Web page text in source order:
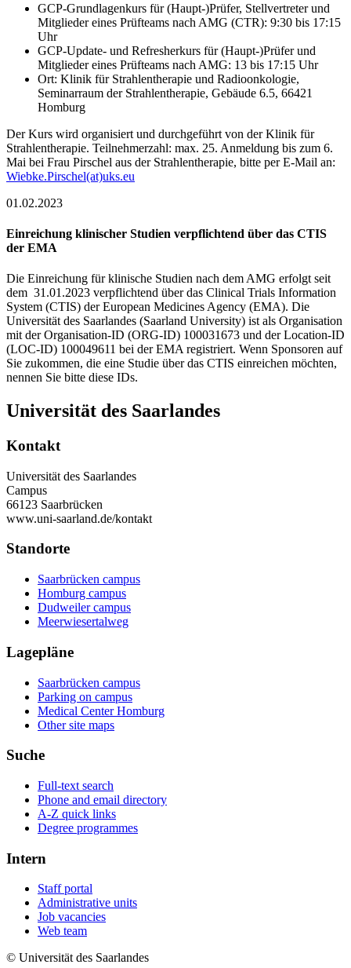
GCP-Grundlagenkurs für (Haupt-)Prüfer, Stellvertreter und
Mitglieder eines Prüfteams nach AMG (CTR): 9:30 bis 17:15
Uhr
GCP-Update- und Refresherkurs für (Haupt-)Prüfer und
Mitglieder eines Prüfteams nach AMG: 13 bis 17:15 Uhr
Ort: Klinik für Strahlentherapie und Radioonkologie,
Seminarraum der Strahlentherapie, Gebäude 6.5, 66421
Homburg
Der Kurs wird organisiert und durchgeführt von der Klinik für
Strahlentherapie. Teilnehmerzahl: max. 25. Anmeldung bis zum 6.
Mai bei Frau Pirschel aus der Strahlentherapie, bitte per E-Mail an:
Wiebke.Pirschel(at)uks.eu
01.02.2023
Einreichung klinischer Studien verpflichtend über das CTIS
der EMA
Die Einreichung für klinische Studien nach dem AMG erfolgt seit
dem 31.01.2023 verpflichtend über das Clinical Trials Information
System (CTIS) der European Medicines Agency (EMA). Die
Universität des Saarlandes (Saarland University) ist als Organisation
mit der Organisation-ID (ORG-ID) 100031673 und der Location-ID
(LOC-ID) 100049611 bei der EMA registriert. Wenn Sponsoren auf
Sie zukommen, die eine Studie über das CTIS einreichen möchten,
nennen Sie bitte diese IDs.
Universität des Saarlandes
Kontakt
Universität des Saarlandes
Campus
66123 Saarbrücken
www.uni-saarland.de/kontakt
Standorte
Saarbrücken campus
Homburg campus
Dudweiler campus
Meerwiesertalweg
Lagepläne
Saarbrücken campus
Parking on campus
Medical Center Homburg
Other site maps
Suche
Full-text search
Phone and email directory
A-Z quick links
Degree programmes
Intern
Staff portal
Administrative units
Job vacancies
Web team
© Universität des Saarlandes